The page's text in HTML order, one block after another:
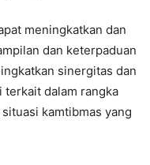
meningkatkan dan
dan keterpaduan
sinergitas dan
terkait dalam rangka
kamtibmas yang